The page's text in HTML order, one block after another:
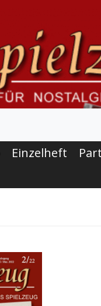
Einzelheft